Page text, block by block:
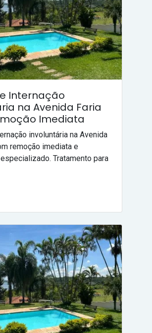
Internação
na Avenida Faria
Imediata
involuntária na Avenida
remoção imediata e
Tratamento para